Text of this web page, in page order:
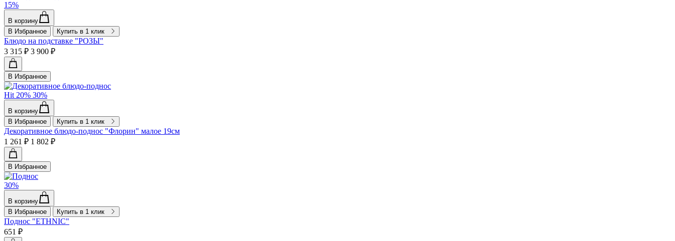
15%
В корзину
В Избранное
Купить в 1 клик
Блюдо на подставке "РОЗЫ"
3 315 ₽ 3 900 ₽
В Избранное
Hit20% 30%
В корзину
В Избранное
Купить в 1 клик
Декоративное блюдо-поднос "Флорин" малое 19см
1 261 ₽ 1 802 ₽
В Избранное
30%
В корзину
В Избранное
Купить в 1 клик
Поднос "ETHNIC"
651 ₽